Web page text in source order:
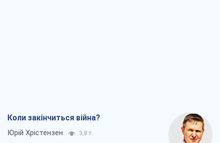
Коли закінчиться війна?
Юрій Хрістензен 3,8 т.